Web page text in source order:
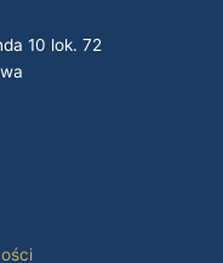
10 lok. 72